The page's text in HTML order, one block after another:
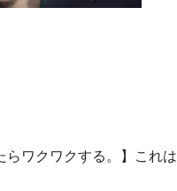
らワクワクする。】これは